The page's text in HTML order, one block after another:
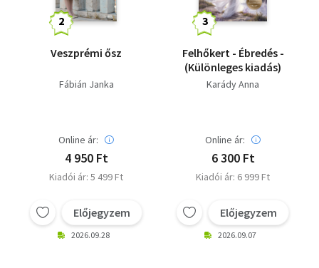
Veszprémi ősz
Fábián Janka
Online ár:
4 950 Ft
Kiadói ár: 5 499 Ft
Előjegyzem
2026.09.28
Felhőkert - Ébredés -
(Különleges kiadás)
Karády Anna
Online ár:
6 300 Ft
Kiadói ár: 6 999 Ft
Előjegyzem
2026.09.07